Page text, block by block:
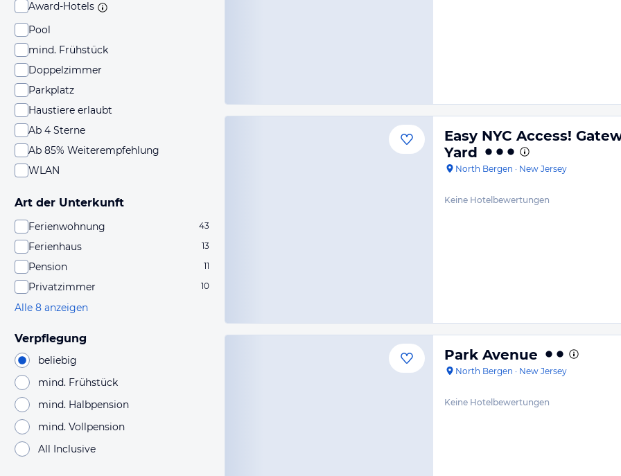
Award-Hotels
Pool
mind. Frühstück
Doppelzimmer
Parkplatz
Haustiere erlaubt
Ab 4 Sterne
Ab 85% Weiterempfehlung
WLAN
Art der Unterkunft
Ferienwohnung 43
Ferienhaus 13
Pension 11
Privatzimmer 10
Alle 8 anzeigen
Verpflegung
beliebig
mind. Frühstück
mind. Halbpension
mind. Vollpension
All Inclusive
Easy NYC Access!
Yard
North Bergen · New Jersey
Keine Hotelbewertungen
Park Avenue
North Bergen · New Jersey
Keine Hotelbewertungen